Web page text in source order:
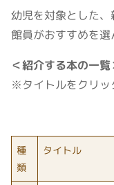
幼児を対象とした
館員がおすすめを選
＜紹介する本の一覧
※タイトルをクリッ
種
類
タイトル